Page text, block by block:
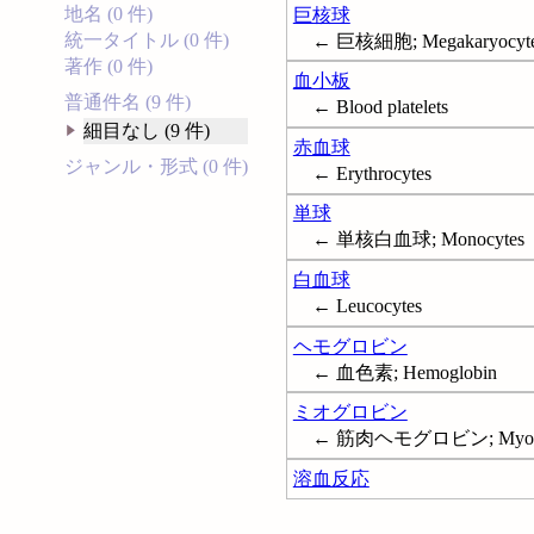
地名 (0 件)
統一タイトル (0 件)
著作 (0 件)
普通件名 (9 件)
細目なし (9 件)
ジャンル・形式 (0 件)
巨核球
← 巨核細胞;
血小板
← Blood platelets
赤血球
← Erythrocytes
単球
← 単核白血球; Monocytes
白血球
← Leucocytes
ヘモグロビン
← 血色素; Hemoglobin
ミオグロビン
← 筋肉ヘモグロビン;
溶血反応